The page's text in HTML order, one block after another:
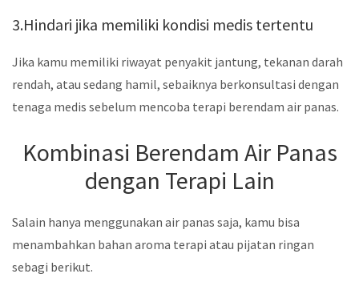
3.Hindari jika memiliki kondisi medis tertentu
Jika kamu memiliki riwayat penyakit jantung, tekanan darah
rendah, atau sedang hamil, sebaiknya berkonsultasi dengan
tenaga medis sebelum mencoba terapi berendam air panas.
Kombinasi Berendam Air Panas
dengan Terapi Lain
Salain hanya menggunakan air panas saja, kamu bisa
menambahkan bahan aroma terapi atau pijatan ringan
sebagi berikut.